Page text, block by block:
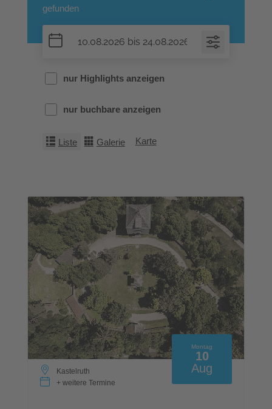
gefunden
nur Highlights anzeigen
nur buchbare anzeigen
Liste Galerie Karte
Montag
10
Aug
Kastelruth
+ weitere Termine